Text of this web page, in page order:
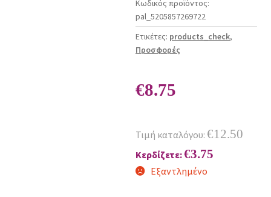
Κωδικός προϊόντος:
pal_5205857269722
Ετικέτες: products_check,
Προσφορές
€8.75
Τιμή καταλόγου: €12.50
Κερδίζετε:€3.75
Εξαντλημένο